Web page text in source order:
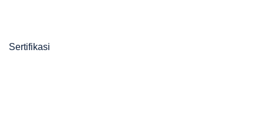
Sertifikasi